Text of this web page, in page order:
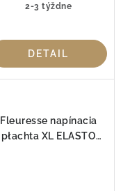
2-3 týždne
DETAIL
Fleuresse napínacia
płachta XL ELASTO